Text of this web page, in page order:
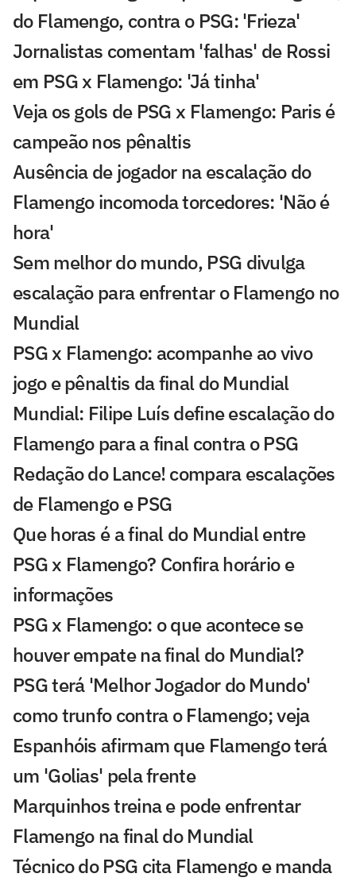
do Flamengo, contra o PSG: 'Frieza'
Jornalistas comentam 'falhas' de Rossi
em PSG x Flamengo: 'Já tinha'
Veja os gols de PSG x Flamengo: Paris é
campeão nos pênaltis
Ausência de jogador na escalação do
Flamengo incomoda torcedores: 'Não é
hora'
Sem melhor do mundo, PSG divulga
escalação para enfrentar o Flamengo no
Mundial
PSG x Flamengo: acompanhe ao vivo
jogo e pênaltis da final do Mundial
Mundial: Filipe Luís define escalação do
Flamengo para a final contra o PSG
Redação do Lance! compara escalações
de Flamengo e PSG
Que horas é a final do Mundial entre
PSG x Flamengo? Confira horário e
informações
PSG x Flamengo: o que acontece se
houver empate na final do Mundial?
PSG terá 'Melhor Jogador do Mundo'
como trunfo contra o Flamengo; veja
Espanhóis afirmam que Flamengo terá
um 'Golias' pela frente
Marquinhos treina e pode enfrentar
Flamengo na final do Mundial
Técnico do PSG cita Flamengo e manda